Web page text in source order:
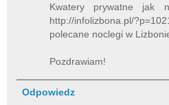
Kwatery prywatne jak
http://infolizbona.pl/
polecane noclegi w
Pozdrawiam!
Odpowiedz